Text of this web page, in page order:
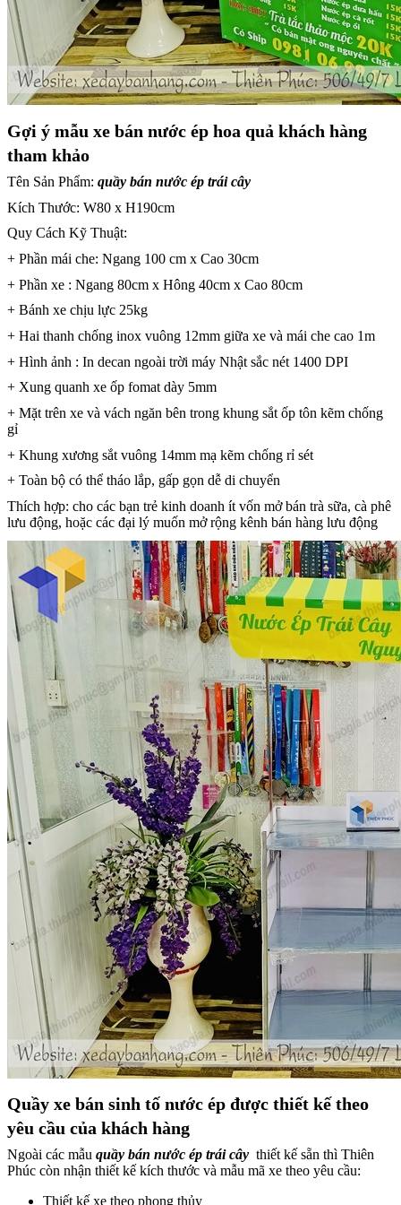
Gợi ý mẫu xe bán nước ép hoa quả khách hàng
tham khảo
Tên Sản Phẩm: quầy bán nước ép trái cây
Kích Thước: W80 x H190cm
Quy Cách Kỹ Thuật:
+ Phần mái che: Ngang 100 cm x Cao 30cm
+ Phần xe : Ngang 80cm x Hông 40cm x Cao 80cm
+ Bánh xe chịu lực 25kg
+ Hai thanh chống inox vuông 12mm giữa xe và mái che cao 1m
+ Hình ảnh : In decan ngoài trời máy Nhật sắc nét 1400 DPI
+ Xung quanh xe ốp fomat dày 5mm
+ Mặt trên xe và vách ngăn bên trong khung sắt ốp tôn kẽm chống
gỉ
+ Khung xương sắt vuông 14mm mạ kẽm chống rỉ sét
+ Toàn bộ có thể tháo lắp, gấp gọn dễ di chuyển
Thích hợp: cho các bạn trẻ kinh doanh ít vốn mở bán trà sữa, cà phê
lưu động, hoặc các đại lý muốn mở rộng kênh bán hàng lưu động
Quầy xe bán sinh tố nước ép được thiết kế theo
yêu cầu của khách hàng
Ngoài các mẫu quầy bán nước ép trái cây thiết kế sẵn thì Thiên
Phúc còn nhận thiết kế kích thước và mẫu mã xe theo yêu cầu:
Thiết kế xe theo phong thủy